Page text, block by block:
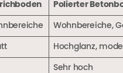
Polierter
Wohnbereiche,
Hochglanz,
Sehr hoch